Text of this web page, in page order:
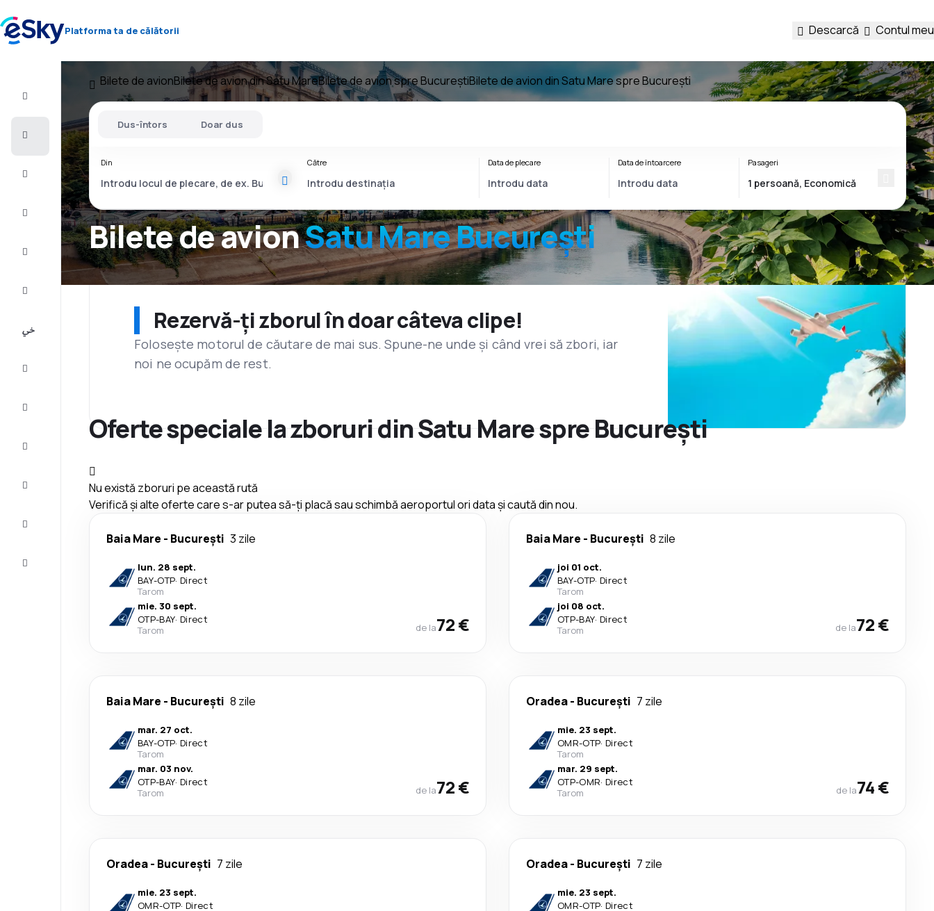
Platforma ta de călătorii Descarcă Contul meu
Vacanţe
2026/27
Bilete de avionBilete de avion din Satu MareBilete de avion spre BucureștiBilete de avion din Satu Mare spre București
Bilete de avionSatu Mare București
Dus-întors Doar dus
Din Către Data de plecare Data de întoarcere Pasageri
Rezervă-ți zborul în doar câteva clipe!
Folosește motorul de căutare de mai sus. Spune-ne unde și când vrei să zbori, iar
noi ne ocupăm de rest.
Oferte speciale la zboruri din Satu Mare spre București
Nu există zboruri pe această rută
Verifică și alte oferte care s-ar putea să-ți placă sau schimbă aeroportul ori data și caută din nou.
Baia Mare - București 3 zile
lun. 28 sept.
BAY-OTP· Direct
Tarom
mie. 30 sept.
OTP-BAY· Direct
Tarom
de la72 €
Baia Mare - București 8 zile
joi 01 oct.
BAY-OTP· Direct
Tarom
joi 08 oct.
OTP-BAY· Direct
Tarom
de la72 €
Baia Mare - București 8 zile
mar. 27 oct.
BAY-OTP· Direct
Tarom
mar. 03 nov.
OTP-BAY· Direct
Tarom
de la72 €
Oradea- București 7 zile
mie. 23 sept.
OMR-OTP· Direct
Tarom
mar. 29 sept.
OTP-OMR· Direct
Tarom
de la74 €
Oradea- București 7 zile
mie. 23 sept.
OMR-OTP· Direct
Oradea- București 7 zile
mie. 23 sept.
OMR-OTP· Direct